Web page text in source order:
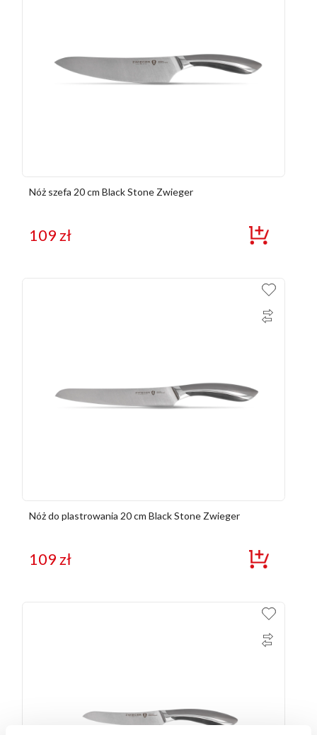
Nóż szefa 20 cm Black Stone Zwieger
109zł
Nóż do plastrowania 20 cm Black Stone Zwieger
109zł